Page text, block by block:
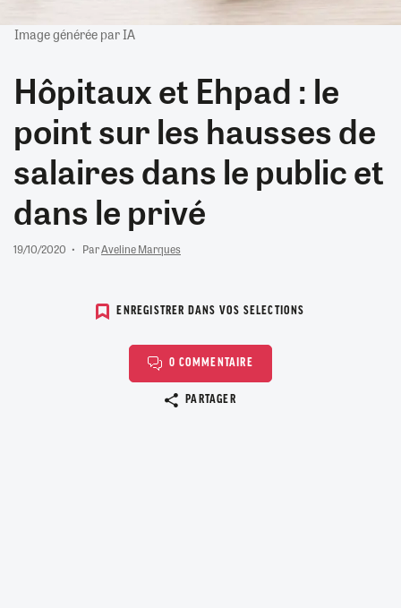
Image générée par IA
Hôpitaux et Ehpad : le
point sur les hausses de
salaires dans le public et
dans le privé
19/10/2020 ParAveline Marques
ENREGISTRER DANS VOS SELECTIONS
0 COMMENTAIRE
PARTAGER